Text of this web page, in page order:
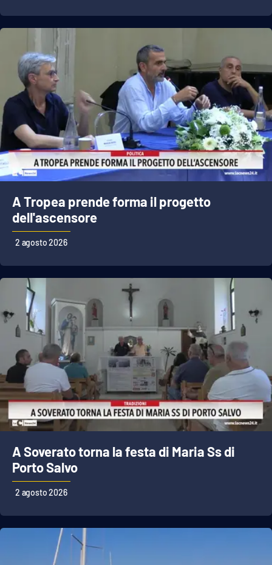
A Tropea prende forma il progetto
dell'ascensore
2 agosto 2026
A Soverato torna la festa di Maria Ss di
Porto Salvo
2 agosto 2026